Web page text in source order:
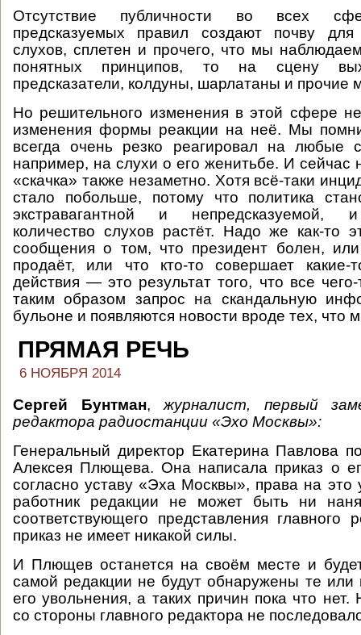
Отсутствие публичности во всех
предсказуемых правил создают почву
слухов, сплетен и прочего, что мы
понятных принципов, то на сцену
предсказатели, колдуны, шарлатаны и прочие
Но решительного изменения в этой сфере
изменения формы реакции на неё. Мы
всегда очень резко реагировал на любые
например, на слухи о его женитьбе. И сейчас
«скачка» также незаметно. Хотя всё-таки
стало побольше, потому что политика
экстравагантной и непредсказуемой, и
количество слухов растёт. Надо же как-то
сообщения о том, что президент болен, или
продаёт, или что кто-то совершает какие-
действия — это результат того, что все
таким образом запрос на скандальную
бульоне и появляются новости вроде тех, что
ПРЯМАЯ РЕЧЬ
6 НОЯБРЯ 2014
Сергей Бунтман,журналист, первый
редактора радиостанции «Эхо Москвы»:
Генеральный директор Екатерина Павлова
Алексея Плющева. Она написала приказ о
согласно уставу «Эха Москвы», права на
работник редакции не может быть ни
соответствующего представления главного
приказ не имеет никакой силы.
И Плющев останется на своём месте и
самой редакции не будут обнаружены те
его увольнения, а таких причин пока что нет.
со стороны главного редактора не